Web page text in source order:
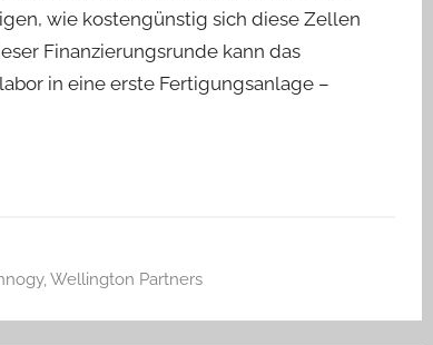
wie kostengünstig sich diese Zellen
Finanzierungsrunde kann das
in eine erste Fertigungsanlage –
,Wellington Partners